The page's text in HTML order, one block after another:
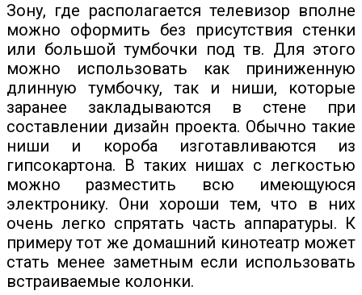
Зону, где располагается телевизор вполне
можно оформить без присутствия стенки
или большой тумбочки под тв. Для этого
можно использовать как приниженную
длинную тумбочку, так и ниши, которые
заранее закладываются в стене при
составлении дизайн проекта. Обычно такие
ниши и короба изготавливаются из
гипсокартона. В таких нишах с легкостью
можно разместить всю имеющуюся
электронику. Они хороши тем, что в них
очень легко спрятать часть аппаратуры. К
примеру тот же домашний кинотеатр может
стать менее заметным если использовать
встраиваемые колонки.